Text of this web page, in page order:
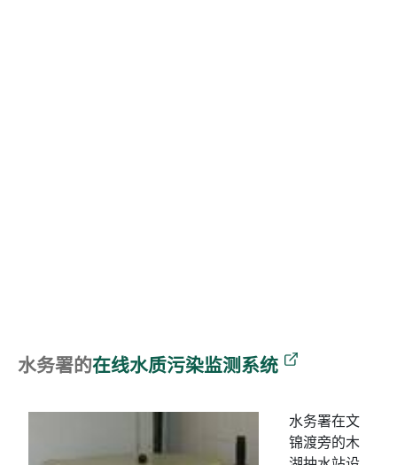
水务署的在线水质污染监测系统
水务署在文
锦渡旁的木